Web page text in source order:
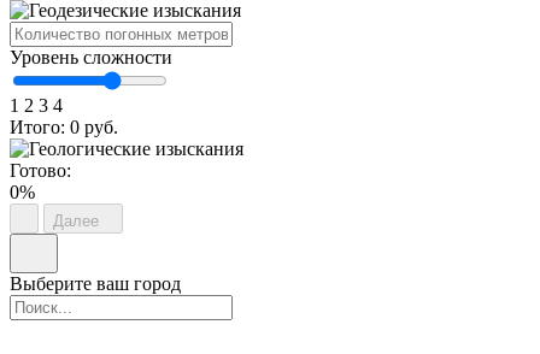
Уровень сложности
1 2 3 4
Итого: 0 руб.
Готово:
0%
Далее
Выберите ваш город